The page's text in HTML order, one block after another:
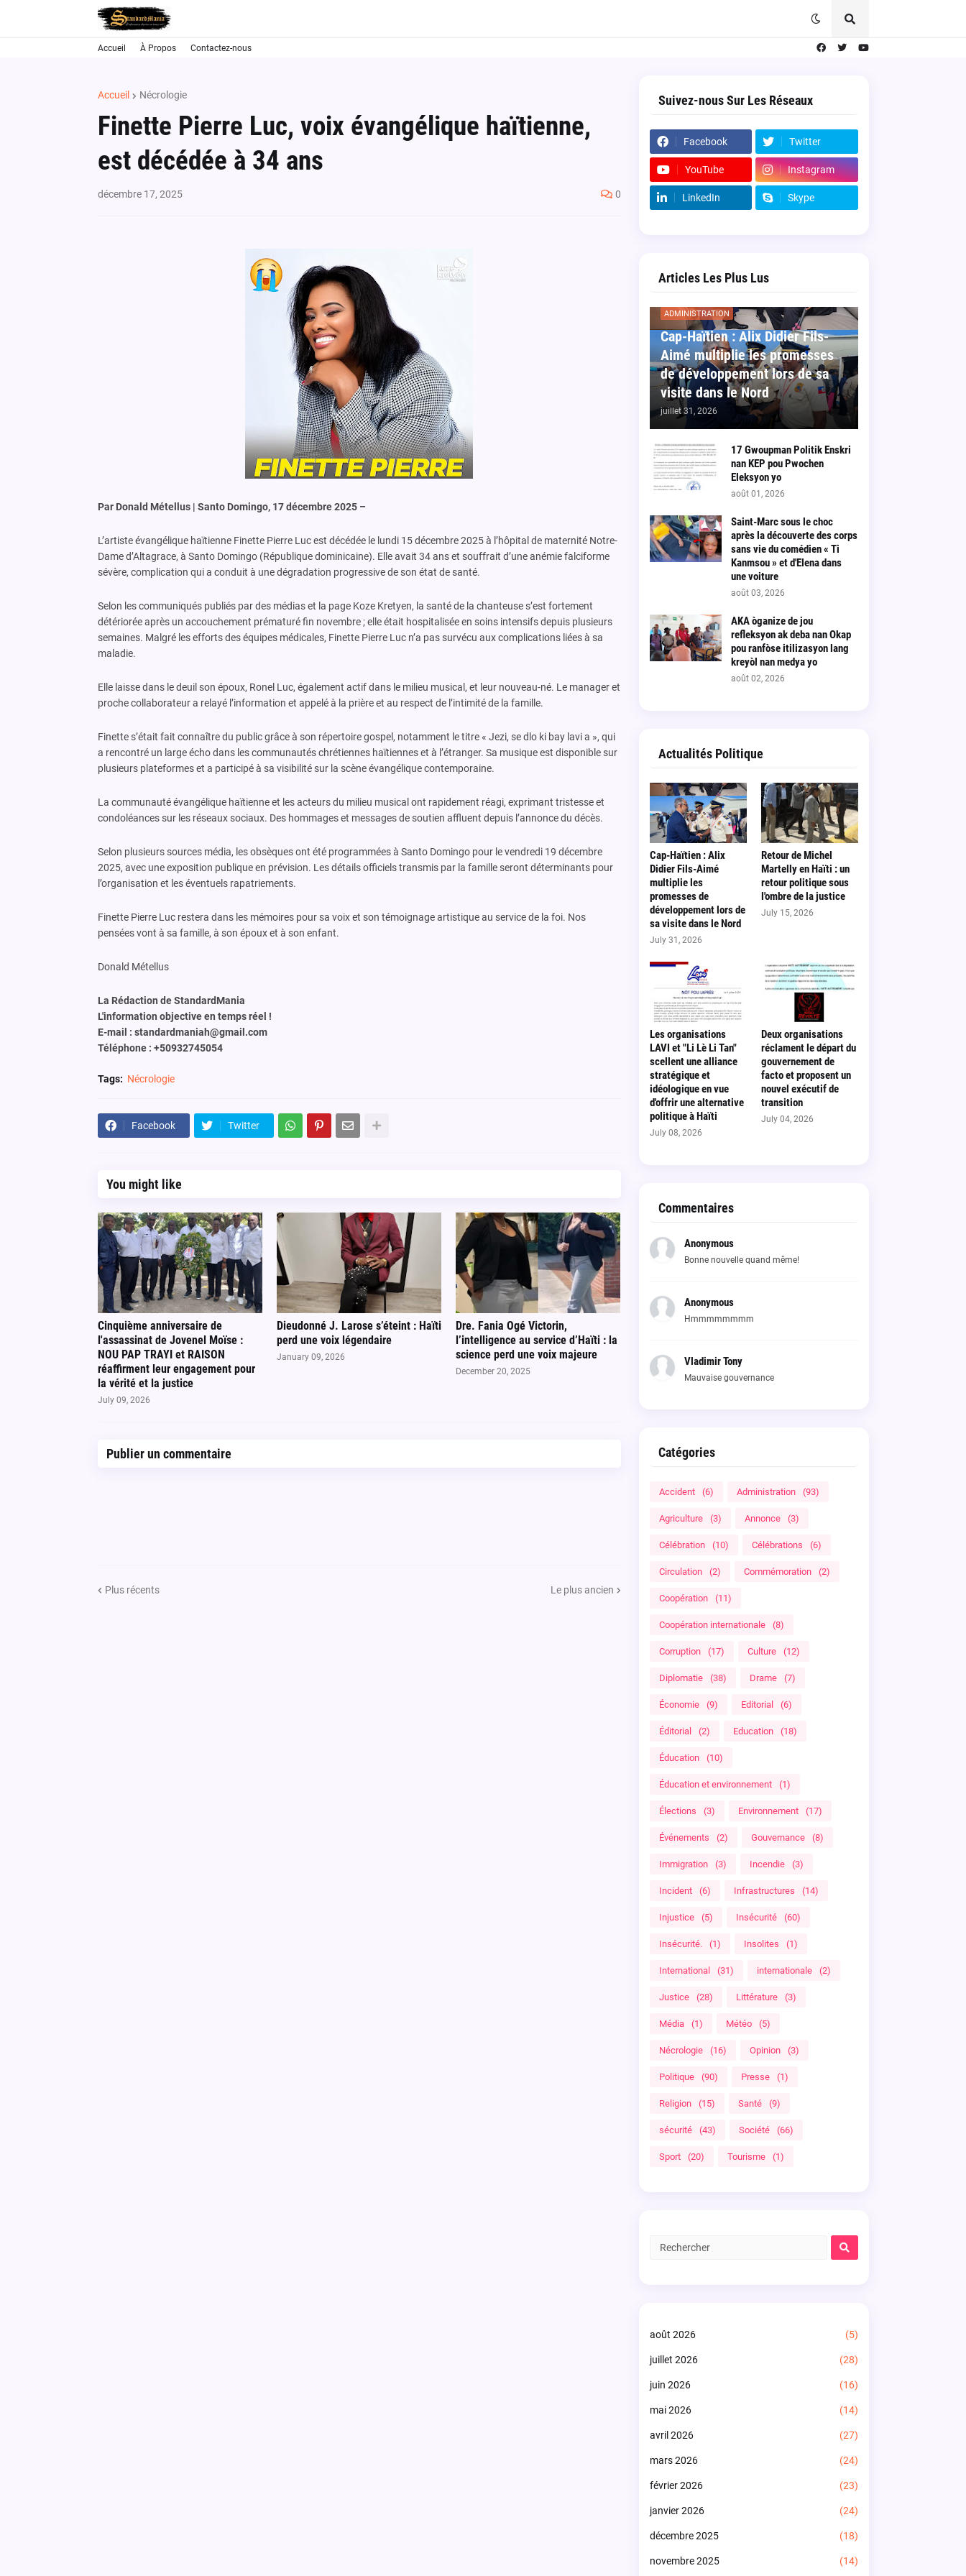
Accueil À Propos Contactez-nous
Accueil Nécrologie
Finette Pierre Luc, voix évangélique haïtienne,
est décédée à 34 ans
décembre 17, 2025 0
Par Donald Métellus | Santo Domingo, 17 décembre 2025 –
L’artiste évangélique haïtienne Finette Pierre Luc est décédée le lundi 15 décembre 2025 à l’hôpital de maternité Notre-
Dame d’Altagrace, à Santo Domingo (République dominicaine). Elle avait 34 ans et souffrait d’une anémie falciforme
sévère, complication qui a conduit à une dégradation progressive de son état de santé.
Selon les communiqués publiés par des médias et la page Koze Kretyen, la santé de la chanteuse s’est fortement
détériorée après un accouchement prématuré fin novembre ; elle était hospitalisée en soins intensifs depuis plusieurs
semaines. Malgré les efforts des équipes médicales, Finette Pierre Luc n’a pas survécu aux complications liées à sa
maladie.
Elle laisse dans le deuil son époux, Ronel Luc, également actif dans le milieu musical, et leur nouveau-né. Le manager et
proche collaborateur a relayé l’information et appelé à la prière et au respect de l’intimité de la famille.
Finette s’était fait connaître du public grâce à son répertoire gospel, notamment le titre « Jezi, se dlo ki bay lavi a », qui
a rencontré un large écho dans les communautés chrétiennes haïtiennes et à l’étranger. Sa musique est disponible sur
plusieurs plateformes et a participé à sa visibilité sur la scène évangélique contemporaine.
La communauté évangélique haïtienne et les acteurs du milieu musical ont rapidement réagi, exprimant tristesse et
condoléances sur les réseaux sociaux. Des hommages et messages de soutien affluent depuis l’annonce du décès.
Selon plusieurs sources média, les obsèques ont été programmées à Santo Domingo pour le vendredi 19 décembre
2025, avec une exposition publique en prévision. Les détails officiels transmis par la famille seront déterminants pour
l’organisation et les éventuels rapatriements.
Finette Pierre Luc restera dans les mémoires pour sa voix et son témoignage artistique au service de la foi. Nos
pensées vont à sa famille, à son époux et à son enfant.
Donald Métellus
La Rédaction de StandardMania
L'information objective en temps réel !
E-mail : standardmaniah@gmail.com
Téléphone : +50932745054
Tags: Nécrologie
Facebook Twitter
You might like
Cinquième anniversaire de
l'assassinat de Jovenel Moïse :
NOU PAP TRAYI et RAISON
réaffirment leur engagement pour
la vérité et la justice
July 09, 2026
Dieudonné J. Larose s’éteint : Haïti
perd une voix légendaire
January 09, 2026
Dre. Fania Ogé Victorin,
l’intelligence au service d’Haïti : la
science perd une voix majeure
December 20, 2025
Publier un commentaire
Plus récents Le plus ancien
Suivez-nous Sur Les Réseaux
Facebook Twitter
YouTube Instagram
LinkedIn Skype
Articles Les Plus Lus
ADMINISTRATION
Cap-Haïtien : Alix Didier Fils-
Aimé multiplie les promesses
de développement lors de sa
visite dans le Nord
juillet 31, 2026
17 Gwoupman Politik Enskri
nan KEP pou Pwochen
Eleksyon yo
août 01, 2026
Saint-Marc sous le choc
après la découverte des corps
sans vie du comédien « Ti
Kanmsou » et d'Elena dans
une voiture
août 03, 2026
AKA òganize de jou
refleksyon ak deba nan Okap
pou ranfòse itilizasyon lang
kreyòl nan medya yo
août 02, 2026
Actualités Politique
Cap-Haïtien : Alix
Didier Fils-Aimé
multiplie les
promesses de
développement lors de
sa visite dans le Nord
July 31, 2026
Retour de Michel
Martelly en Haïti : un
retour politique sous
l'ombre de la justice
July 15, 2026
Les organisations
LAVI et "Li Lè Li Tan"
scellent une alliance
stratégique et
idéologique en vue
d'offrir une alternative
politique à Haïti
July 08, 2026
Deux organisations
réclament le départ du
gouvernement de
facto et proposent un
nouvel exécutif de
transition
July 04, 2026
Commentaires
Anonymous
Bonne nouvelle quand même!
Anonymous
Hmmmmmmmm
Vladimir Tony
Mauvaise gouvernance
Catégories
Accident (6) Administration (93)
Agriculture (3) Annonce (3)
Célébration (10) Célébrations (6)
Circulation (2) Commémoration (2)
Coopération (11)
Coopération internationale (8)
Corruption (17) Culture (12)
Diplomatie (38) Drame (7)
Économie (9) Editorial (6)
Éditorial (2) Education (18)
Éducation (10)
Éducation et environnement (1)
Élections (3) Environnement (17)
Événements (2) Gouvernance (8)
Immigration (3) Incendie (3)
Incident (6) Infrastructures (14)
Injustice (5) Insécurité (60)
Insécurité. (1) Insolites (1)
International (31) internationale (2)
Justice (28) Littérature (3)
Média (1) Météo (5)
Nécrologie (16) Opinion (3)
Politique (90) Presse (1)
Religion (15) Santé (9)
sécurité (43) Société (66)
Sport (20) Tourisme (1)
août 2026 (5)
juillet 2026 (28)
juin 2026 (16)
mai 2026 (14)
avril 2026 (27)
mars 2026 (24)
février 2026 (23)
janvier 2026 (24)
décembre 2025 (18)
novembre 2025 (14)